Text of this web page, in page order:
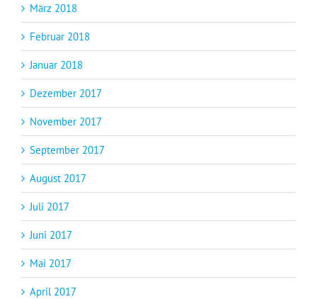
März 2018
Februar 2018
Januar 2018
Dezember 2017
November 2017
September 2017
August 2017
Juli 2017
Juni 2017
Mai 2017
April 2017